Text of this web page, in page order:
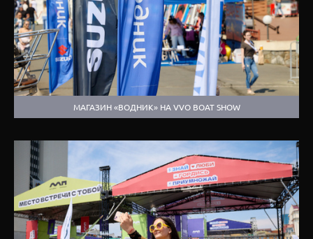
МАГАЗИН «ВОДНИК» НА VVO BOAT SHOW